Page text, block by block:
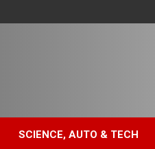
SCIENCE, AUTO & TECH